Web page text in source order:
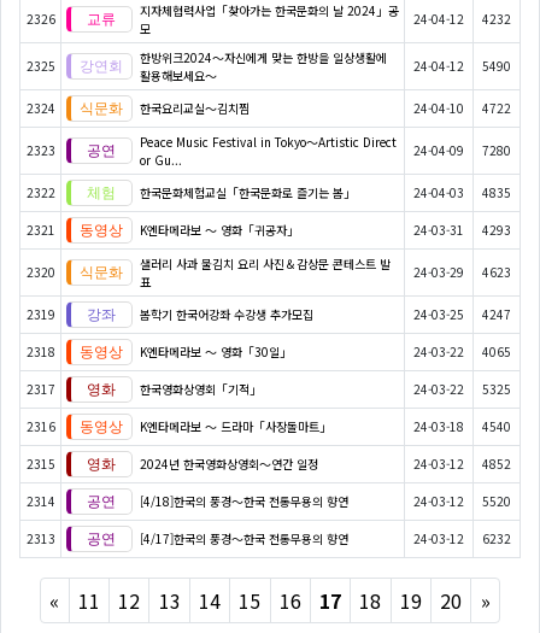
2326
지자체협력사업「찾아가는 한국문화의 날 2024」공
모
24-04-12 4232
2325
한방위크2024～자신에게 맞는 한방을 일상생활에
활용해보세요～
24-04-12 5490
2324 한국요리교실〜김치찜 24-04-10 4722
2323
Peace Music Festival in Tokyo～Artistic Direct
or Gu...
24-04-09 7280
2322 한국문화체험교실「한국문화로 즐기는 봄」 24-04-03 4835
2321 K엔타메라보 ～ 영화「귀공자」 24-03-31 4293
2320
샐러리 사과 물김치 요리 사진＆감상문 콘테스트 발
표
24-03-29 4623
2319 봄학기 한국어강좌 수강생 추가모집 24-03-25 4247
2318 K엔타메라보 ～ 영화「30일」 24-03-22 4065
2317 한국영화상영회「기적」 24-03-22 5325
2316 K엔타메라보 ～ 드라마「사장돌마트」 24-03-18 4540
2315 2024년 한국영화상영회～연간 일정 24-03-12 4852
2314 [4/18]한국의 풍경～한국 전통무용의 향연 24-03-12 5520
2313 [4/17]한국의 풍경～한국 전통무용의 향연 24-03-12 6232
« Previous
11 12 13 14 15 16 17 18 19 20 »Next